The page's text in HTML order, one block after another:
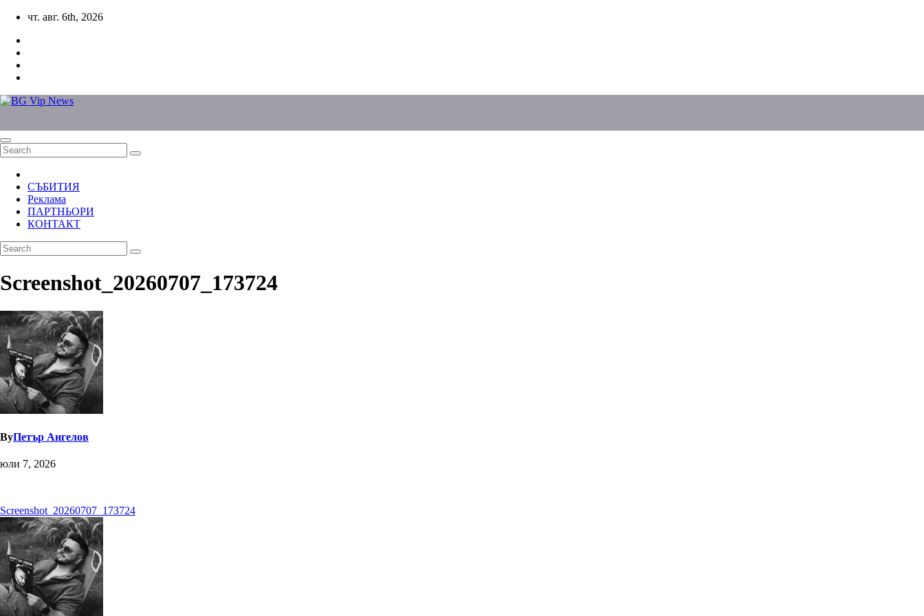
Skip
content
чт. авг. 6th, 2026
СЪБИТИЯ
Реклама
ПАРТНЬОРИ
КОНТАКТ
Screenshot_20260707_173724
ByПетър Ангелов
юли 7, 2026
Навигация
Screenshot_20260707_173724